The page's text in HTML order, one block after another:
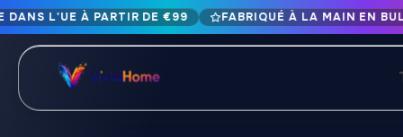
Livraison gratuite dans l'UE à partir de €99
Fabriqué à la main en Bulgarie · Livré en 1-7 jours dans
plus de 12 ans de savoir-faire &middot ; Matériaux de
DANS L'UE À PARTIR DE €99 FABRIQUÉ À LA MAIN EN